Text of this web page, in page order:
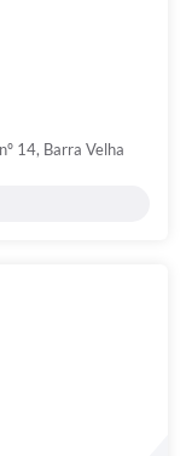
14, Barra Velha